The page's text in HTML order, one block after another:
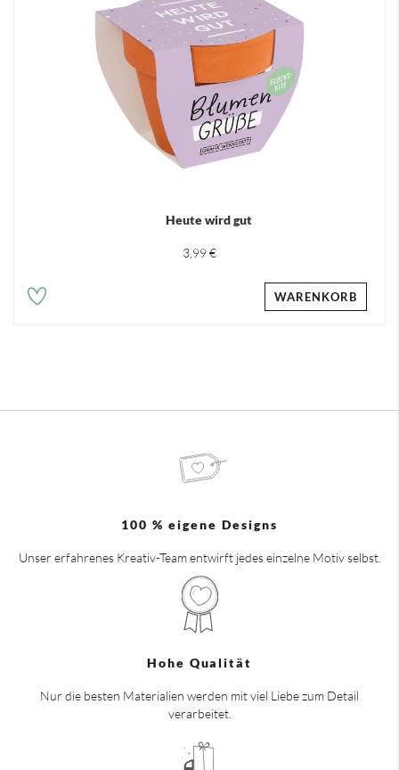
Heute wird gut
3,99 €
WARENKORB
100 % eigene Designs
Unser erfahrenes Kreativ-Team entwirft jedes einzelne Motiv selbst.
Hohe Qualität
Nur die besten Materialien werden mit viel Liebe zum Detail
verarbeitet.